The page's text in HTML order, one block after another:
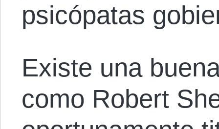
psicópatas
Existe una
como Robert